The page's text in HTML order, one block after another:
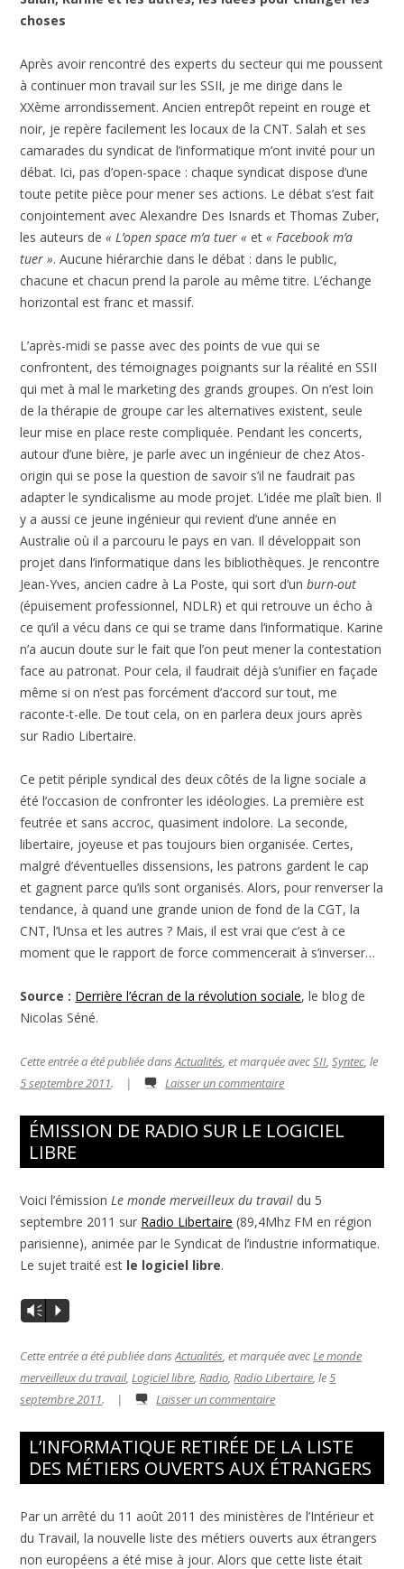
choses
Après avoir rencontré des experts du secteur qui me poussent
à continuer mon travail sur les SSII, je me dirige dans le
XXème arrondissement. Ancien entrepôt repeint en rouge et
noir, je repère facilement les locaux de la CNT. Salah et ses
camarades du syndicat de l’informatique m’ont invité pour un
débat. Ici, pas d’open-space : chaque syndicat dispose d’une
toute petite pièce pour mener ses actions. Le débat s’est fait
conjointement avec Alexandre Des Isnards et Thomas Zuber,
les auteurs de« L’open space m’a tuer «et« Facebook m’a
tuer ». Aucune hiérarchie dans le débat : dans le public,
chacune et chacun prend la parole au même titre. L’échange
horizontal est franc et massif.
L’après-midi se passe avec des points de vue qui se
confrontent, des témoignages poignants sur la réalité en SSII
qui met à mal le marketing des grands groupes. On n’est loin
de la thérapie de groupe car les alternatives existent, seule
leur mise en place reste compliquée. Pendant les concerts,
autour d’une bière, je parle avec un ingénieur de chez Atos-
origin qui se pose la question de savoir s’il ne faudrait pas
adapter le syndicalisme au mode projet. L’idée me plaît bien. Il
y a aussi ce jeune ingénieur qui revient d’une année en
Australie où il a parcouru le pays en van. Il développait son
projet dans l’informatique dans les bibliothèques. Je rencontre
Jean-Yves, ancien cadre à La Poste, qui sort d’unburn-out
(épuisement professionnel, NDLR) et qui retrouve un écho à
ce qu’il a vécu dans ce qui se trame dans l’informatique. Karine
n’a aucun doute sur le fait que l’on peut mener la contestation
face au patronat. Pour cela, il faudrait déjà s’unifier en façade
même si on n’est pas forcément d’accord sur tout, me
raconte-t-elle. De tout cela, on en parlera deux jours après
sur Radio Libertaire.
Ce petit périple syndical des deux côtés de la ligne sociale a
été l’occasion de confronter les idéologies. La première est
feutrée et sans accroc, quasiment indolore. La seconde,
libertaire, joyeuse et pas toujours bien organisée. Certes,
malgré d’éventuelles dissensions, les patrons gardent le cap
et gagnent parce qu’ils sont organisés. Alors, pour renverser la
tendance, à quand une grande union de fond de la CGT, la
CNT, l’Unsa et les autres ? Mais, il est vrai que c’est à ce
moment que le rapport de force commencerait à s’inverser…
Source : Derrière l’écran de la révolution sociale, le blog de
Nicolas Séné.
Cette entrée a été publiée dansActualités, et marquée avecSII,Syntec, le
5 septembre 2011. | Laisser un commentaire
ÉMISSION DE RADIO SUR LE LOGICIEL
LIBRE
Voici l’émissionLe monde merveilleux du travail du 5
septembre 2011 sur Radio Libertaire (89,4Mhz FM en région
parisienne), animée par le Syndicat de l’industrie informatique.
Le sujet traité est le logiciel libre.
Vm P
Cette entrée a été publiée dansActualités, et marquée avecLe monde
merveilleux du travail,Logiciel libre,Radio,Radio Libertaire, le5
septembre 2011. | Laisser un commentaire
L’INFORMATIQUE RETIRÉE DE LA LISTE
DES MÉTIERS OUVERTS AUX ÉTRANGERS
Par un arrêté du 11 août 2011 des ministères de l’Intérieur et
du Travail, la nouvelle liste des métiers ouverts aux étrangers
non européens a été mise à jour. Alors que cette liste était